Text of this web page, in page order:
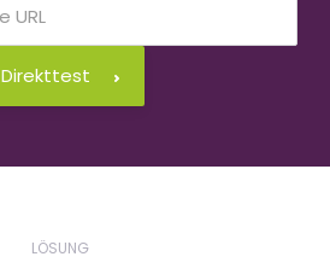
Direkttest
LÖSUNG